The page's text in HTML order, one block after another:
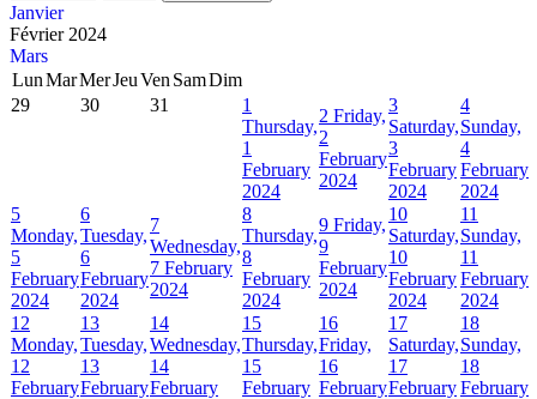
Janvier
Février 2024
Mars
LunMarMerJeuVen SamDim
29
30 31
1
Thursday,
1
February
2024
2 Friday,
2
February
2024
3
Saturday,
3
February
2024
4
Sunday,
4
February
2024
5
Monday,
5
February
2024
6
Tuesday,
6
February
2024
7
Wednesday,
7 February
2024
8
Thursday,
8
February
2024
9 Friday,
9
February
2024
10
Saturday,
10
February
2024
11
Sunday,
11
February
2024
12
Monday,
12
February
13
Tuesday,
13
February
14
Wednesday,
14
February
15
Thursday,
15
February
16
Friday,
16
February
17
Saturday,
17
February
18
Sunday,
18
February